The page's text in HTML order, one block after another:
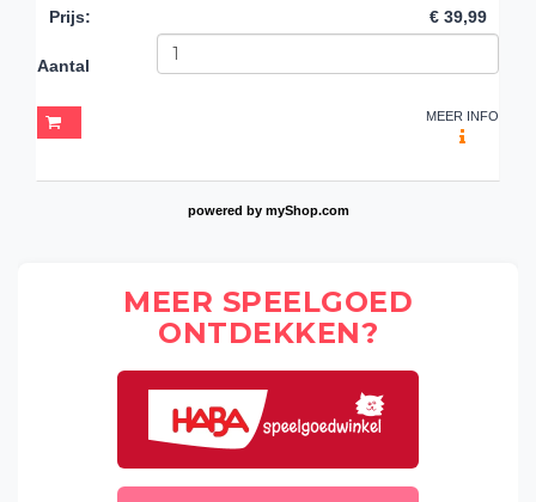
Prijs: € 39,99
Aantal
MEER INFO
powered by myShop.com
MEER SPEELGOED
ONTDEKKEN?